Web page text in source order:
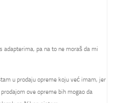
adapterima, pa na to ne moraš da mi
u prodaju opreme koju već imam, jer
ove opreme bih mogao da